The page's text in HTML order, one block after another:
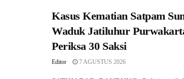
Kasus Kematian Satpam
Waduk Jatiluhur
Periksa 30 Saksi
Editor 7 AGUSTUS 2026